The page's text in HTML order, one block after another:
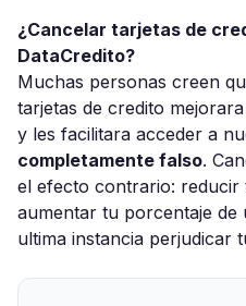
¿Cancelar tarjetas de
DataCredito?
Muchas personas creen
tarjetas de credito
y les facilitara acceder a
completamente falso.
el efecto contrario: reducir
aumentar tu porcentaje de
ultima instancia perjudicar